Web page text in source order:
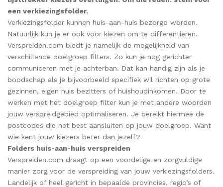
een verkiezingsfolder.
Verkiezingsfolder kunnen huis-aan-huis bezorgd worden.
Natuurlijk kun je er ook voor kiezen om te differentiëren.
Verspreiden.com biedt je namelijk de mogelijkheid van
verschillende doelgroep filters. Zo kun je nog gerichter
communiceren met je achterban. Dat kan handig zijn als je
boodschap als je bijvoorbeeld specifiek wil richten op grote
gezinnen, eigen huis bezitters of huishoudinkomen. Door te
werken met het doelgroep filter kun je met andere woorden
jouw verspreidgebied optimaliseren. Je bereikt hiermee de
postcodes die het best aansluiten op jouw doelgroep. Want
wie kent jouw kiezers beter dan jezelf?
Folders huis-aan-huis verspreiden
Verspreiden.com draagt op een voordelige en zorgvuldige
manier zorg voor de verspreiding van jouw verkiezingsfolders.
Landelijk of heel gericht in bepaalde provincies, regio’s of